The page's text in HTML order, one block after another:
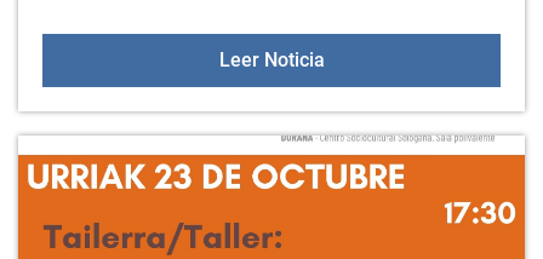
Leer NoticiaXX. Concurso de